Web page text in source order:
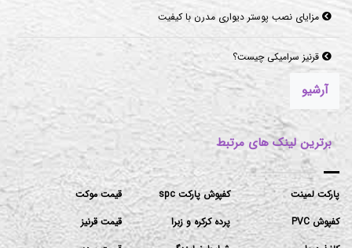
مزایای نصب پوستر دیواری مدرن با کیفیت
قرنیز سرامیکی چیست؟
آرشیو
برترین لینک های مرتبط
پارکت لمینت
کفپوش PVC
کفپوش پارکت spc
پرده کرکره و زبرا
قیمت موکت
قیمت قرنیز